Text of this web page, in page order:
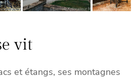
vit
et étangs, ses montagnes